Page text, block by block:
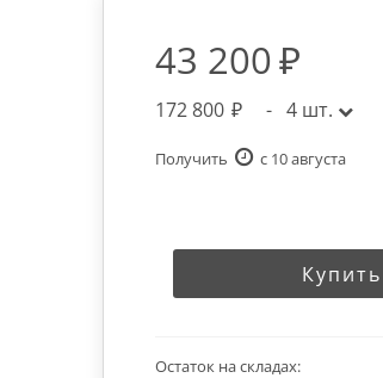
43 200
172 800 - 4 шт.
Получить c 10 августа
Купить
Остаток на складах: